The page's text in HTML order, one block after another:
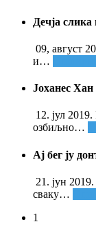
Дечја
09, август
и…
Јоханес Хан
12. јул
озбиљно…
Ај бег ју
21. јун
сваку…
1